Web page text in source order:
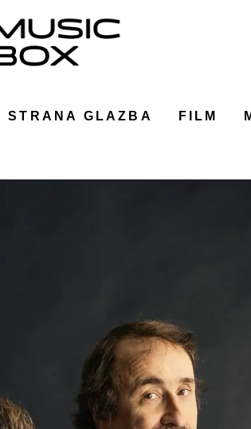
STRANA GLAZBA FILM